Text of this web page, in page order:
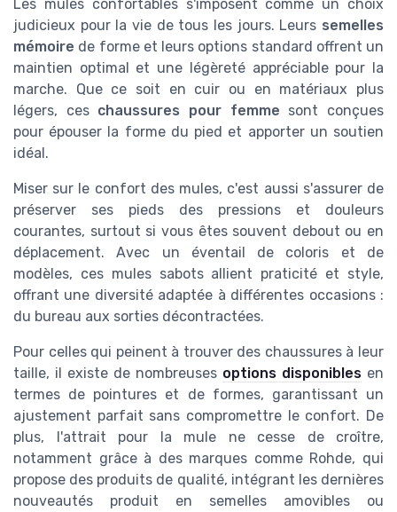
Les mules confortables s'imposent comme un choix
judicieux pour la vie de tous les jours. Leurs semelles
mémoire de forme et leurs options standard offrent un
maintien optimal et une légèreté appréciable pour la
marche. Que ce soit en cuir ou en matériaux plus
légers, ces chaussures pour femme sont conçues
pour épouser la forme du pied et apporter un soutien
idéal.
Miser sur le confort des mules, c'est aussi s'assurer de
préserver ses pieds des pressions et douleurs
courantes, surtout si vous êtes souvent debout ou en
déplacement. Avec un éventail de coloris et de
modèles, ces mules sabots allient praticité et style,
offrant une diversité adaptée à différentes occasions :
du bureau aux sorties décontractées.
Pour celles qui peinent à trouver des chaussures à leur
taille, il existe de nombreuses options disponibles en
termes de pointures et de formes, garantissant un
ajustement parfait sans compromettre le confort. De
plus, l'attrait pour la mule ne cesse de croître,
notamment grâce à des marques comme Rohde, qui
propose des produits de qualité, intégrant les dernières
nouveautés produit en semelles amovibles ou